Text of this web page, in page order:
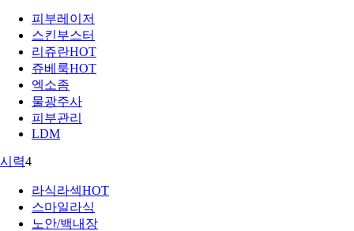
피부레이저
스킨부스터
리쥬란HOT
쥬베룩HOT
엑소좀
물광주사
피부관리
LDM
시력4
라식라섹HOT
스마일라식
노안/백내장